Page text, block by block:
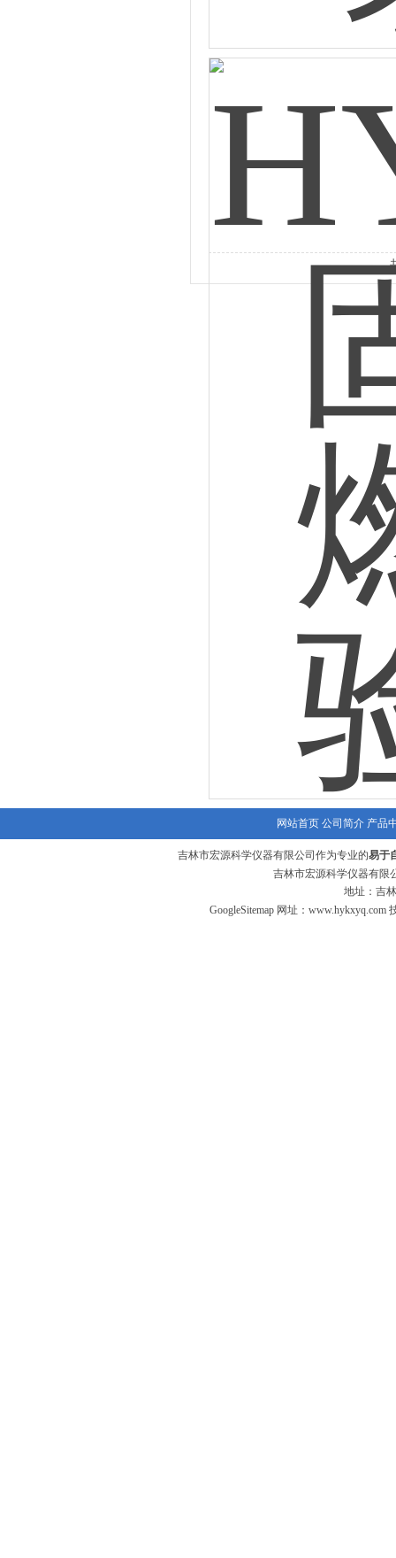
网站首页 公司简介 产品
吉林市宏源科学仪器有限公司作为专业的易于
吉林市宏源科学仪器有限
地址：吉
GoogleSitemap网址： www.hykxyq.com